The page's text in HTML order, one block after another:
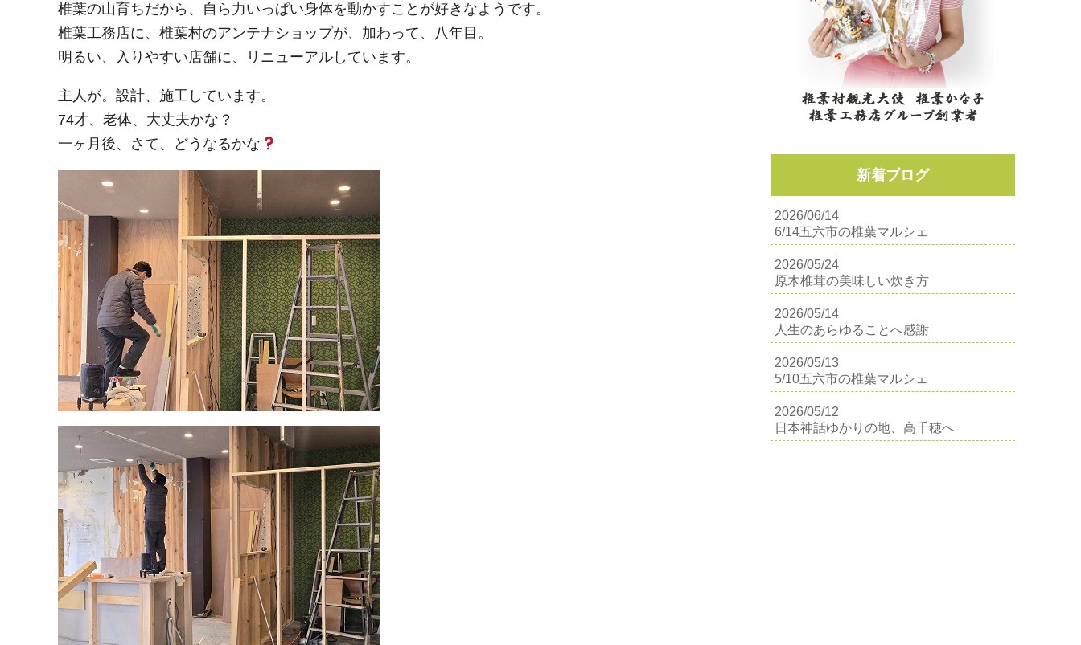
椎葉の山育ちだから、自ら力いっぱい身体を動かすことが好きなようです。
椎葉工務店に、椎葉村のアンテナショップが、加わって、八年目。
明るい、入りやすい店舗に、リニューアルしています。
主人が。設計、施工しています。
74才、老体、大丈夫かな？
一ヶ月後、さて、どうなるかな
新着ブログ
2026/06/14
6/14五六市の椎葉マルシェ
2026/05/24
原木椎茸の美味しい炊き方
2026/05/14
人生のあらゆることへ感謝
2026/05/13
5/10五六市の椎葉マルシェ
2026/05/12
日本神話ゆかりの地、高千穂へ